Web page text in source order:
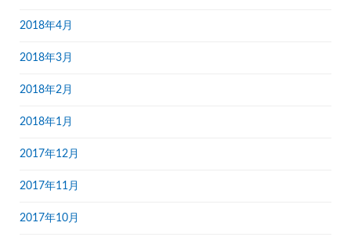
2018年4月
2018年3月
2018年2月
2018年1月
2017年12月
2017年11月
2017年10月